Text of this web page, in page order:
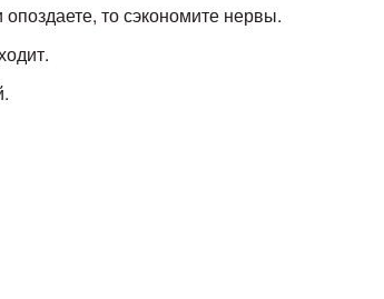
то сэкономите нервы.